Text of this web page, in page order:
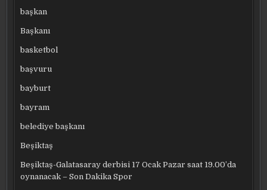
başkan
Başkanı
basketbol
başvuru
bayburt
bayram
belediye başkanı
Beşiktaş
Beşiktaş-Galatasaray derbisi 17 Ocak Pazar saat 19.00’da
oynanacak – Son Dakika Spor